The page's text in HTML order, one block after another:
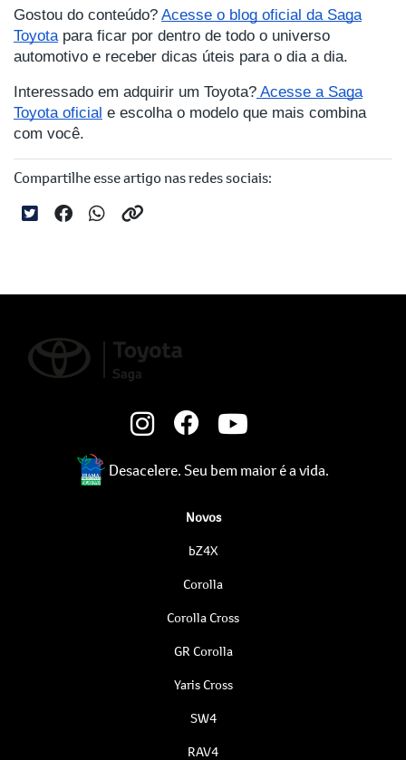
Gostou do conteúdo? Acesse o blog oficial da Saga
Toyotapara ficar por dentro de todo o universo
automotivo e receber dicas úteis para o dia a dia.
Interessado em adquirir um Toyota? Acesse a Saga
Toyota oficial e escolha o modelo que mais combina
com você.
Compartilhe esse artigo nas redes sociais:
Desacelere. Seu bem maior é a vida.
Novos
bZ4X
Corolla
Corolla Cross
GR Corolla
Yaris Cross
SW4
RAV4